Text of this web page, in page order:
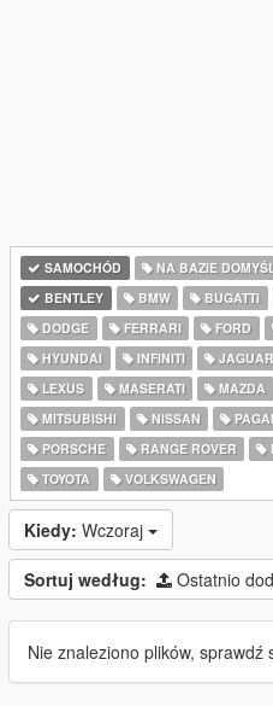
SAMOCHÓD NA BAZIE
BENTLEY
BMW BUGATTI
DODGE
FERRARI FORD
HYUNDAI
INFINITI JAGUAR
LEXUS
MASERATI MAZDA
MITSUBISHI
NISSAN
PORSCHE
RANGE ROVER
TOYOTA
VOLKSWAGEN
Kiedy: Wczoraj
Sortuj według: Ostatnio
Nie znaleziono plików, sprawdź